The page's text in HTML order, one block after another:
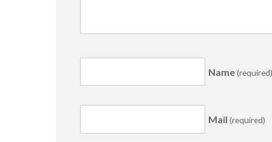
Name
Mail(required)